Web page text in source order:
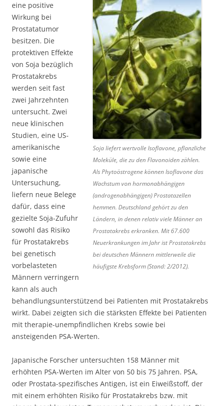
Soja liefert wertvolle Isoflavone, pflanzliche
Moleküle, die zu den Flavonoiden zählen.
Als Phytoöstrogene können Isoflavone das
Wachstum von hormonabhängigen
(androgenabhängigen) Prostatazellen
hemmen. Deutschland gehört zu den
Ländern, in denen relativ viele Männer an
Prostatakrebs erkranken. Mit 67.600
Neuerkrankungen im Jahr ist Prostatakrebs
bei deutschen Männern mittlerweile die
häufigste Krebsform (Stand: 2/2012).
eine positive
Wirkung bei
Prostatatumor
besitzen. Die
protektiven Effekte
von Soja bezüglich
Prostatakrebs
werden seit fast
zwei Jahrzehnten
untersucht. Zwei
neue klinischen
Studien, eine US-
amerikanische
sowie eine
japanische
Untersuchung,
liefern neue Belege
dafür, dass eine
gezielte Soja-Zufuhr
sowohl das Risiko
für Prostatakrebs
bei genetisch
vorbelasteten
Männern verringern
kann als auch
behandlungsunterstützend bei Patienten mit Prostatakrebs
wirkt. Dabei zeigten sich die stärksten Effekte bei Patienten
mit therapie-unempfindlichen Krebs sowie bei
ansteigenden PSA-Werten.
Japanische Forscher untersuchten 158 Männer mit
erhöhten PSA-Werten im Alter von 50 bis 75 Jahren. PSA,
oder Prostata-spezifisches Antigen, ist ein Eiweißstoff, der
mit einem erhöhten Risiko für Prostatakrebs bzw. mit